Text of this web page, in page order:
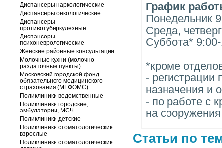
График
Понедельник
Среда,
Суббота*
*кроме
- регистрации
назначения и
- по работе с
на
Статьи по
Диспансеры наркологические
Диспансеры онкологические
Диспансеры
противотуберкулезные
Диспансеры
психоневрологические
Женские районные консультации
Молочные кухни (молочно-
раздаточные пункты)
Московский городской фонд
обязательного медицинского
страхования (МГФОМС)
Поликлиники ведомственные
Поликлиники городские,
амбулатории, МСЧ
Поликлиники детские
Поликлиники стоматологические
взрослые
Поликлиники стоматологические